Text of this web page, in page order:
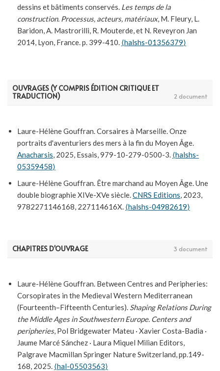
et groupes sociaux, 62,⟨10.4000/rives.8569⟩ .⟨hal-
03464570⟩
Laure-Hélène Gouffran. Marsella frente a los “abominables
catalanes”: una implementación urbana de la guerra de corso
Laure-Hélène Gouffran. LES ACTEURS DE L'ASSISTANCE:
HÔPITAUX ET ÉLITES URBAINES À MARSEILLE À LA FIN
Laure-Hélène Gouffran. Yau vos regracii votre amor.
Amitiés marchandes à la fin du XIVe siècle.
Perspectivia.net
2013, Amitié. Un lien politique et social en Allemagne et en
France, XIIe–XIXe siècle.
Laure-Hélène Gouffran. L'écriture comptable d'un marchand
provençal au tournant du XVe siècle : les comptabilités de
Bertrand Rocaforti d'Hyères.
Comptabilité(S) : Revue
dessins et bâtiments conservés. Les temps de la
construction. Processus, acteurs, matériaux, M. Fleury, L.
Baridon, A. Mastrorilli, R. Mouterde, et N. Reveyron Jan
2014, Lyon, France. p. 399-410. ⟨halshs-01356379⟩
OUVRAGES (Y COMPRIS ÉDITION CRITIQUE ET
TRADUCTION)
2 document
Laure-Hélène Gouffran. Corsaires à Marseille. Onze
portraits d'aventuriers des mers à la fin du Moyen Âge.
Anacharsis, 2025, Essais, 979-10-279-0500-3. ⟨halshs-
05359458⟩
Laure-Hélène Gouffran. Être marchand au Moyen Âge. Une
double biographie XIVe-XVe siècle.CNRS Editions, 2023,
9782271146168, 227114616X. ⟨halshs-04982619⟩
CHAPITRES D'OUVRAGE 3 document
Laure-Hélène Gouffran. Between Centres and Peripheries:
Corsopirates in the Medieval Western Mediterranean
(Fourteenth–Fifteenth Centuries). Shaping Relations During
the Middle Ages in Southwestern Europe. Centers and
peripheries, Pol Bridgewater Mateu · Xavier Costa-Badia ·
Jaume Marcé Sánchez · Laura Miquel Milian Editors,
Palgrave Macmillan Springer Nature Switzerland, pp.149-
168, 2025. ⟨hal-05503563⟩